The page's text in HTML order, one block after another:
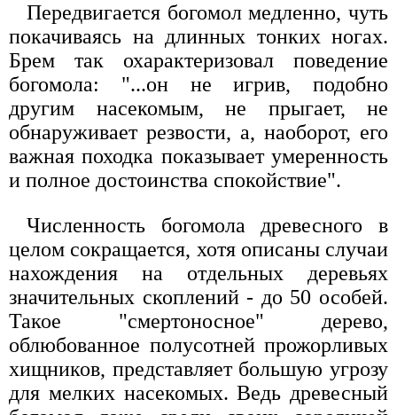
Передвигается богомол медленно, чуть
покачиваясь на длинных тонких ногах.
Брем так охарактеризовал поведение
богомола: "...он не игрив, подобно
другим насекомым, не прыгает, не
обнаруживает резвости, а, наоборот, его
важная походка показывает умеренность
и полное достоинства спокойствие".
Численность богомола древесного в
целом сокращается, хотя описаны случаи
нахождения на отдельных деревьях
значительных скоплений - до 50 особей.
Такое "смертоносное" дерево,
облюбованное полусотней прожорливых
хищников, представляет большую угрозу
для мелких насекомых. Ведь древесный